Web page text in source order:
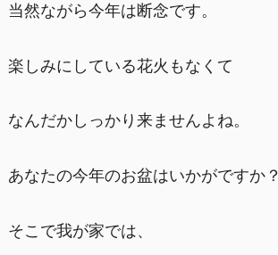
当然ながら今年は断念です。
楽しみにしている花火もなくて
なんだかしっかり来ませんよね。
あなたの今年のお盆はいかがですか？
そこで我が家では、